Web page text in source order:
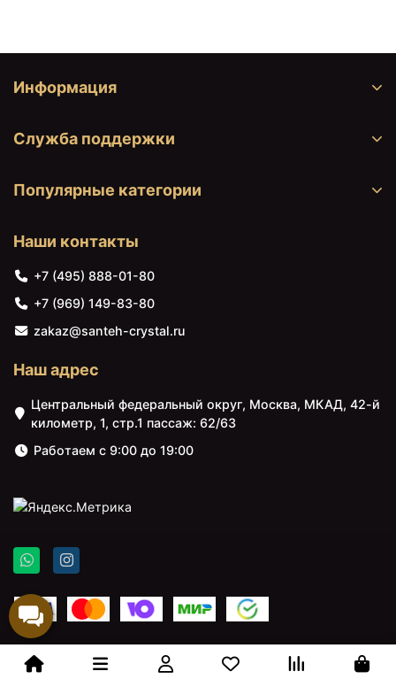
Информация
Служба поддержки
Популярные категории
Наши контакты
+7 (495) 888-01-80
+7 (969) 149-83-80
zakaz@santeh-crystal.ru
Наш адрес
Центральный федеральный округ, Москва, МКАД, 42-й
километр, 1, стр.1 пассаж: 62/63
Работаем с 9:00 до 19:00